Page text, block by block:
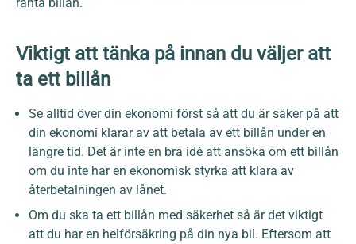
Viktigt att tänka på innan du väljer att
ta ett billån
Se alltid över din ekonomi först så att du är säker på att
din ekonomi klarar av att betala av ett billån under en
längre tid. Det är inte en bra idé att ansöka om ett billån
om du inte har en ekonomisk styrka att klara av
återbetalningen av lånet.
Om du ska ta ett billån med säkerhet så är det viktigt
att du har en helförsäkring på din nya bil. Eftersom att